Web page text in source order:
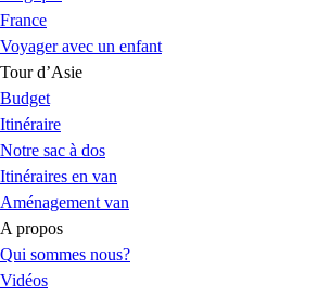
France
Voyager avec un enfant
Tour d’Asie
Budget
Itinéraire
Notre sac à dos
Itinéraires en van
Aménagement van
A propos
Qui sommes nous?
Vidéos